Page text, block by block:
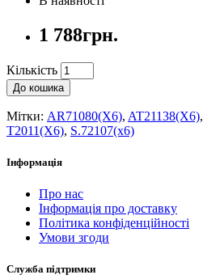
1 788грн.
Кількість
До кошика
Мітки: AR71080(X6), AT21138(X6),
T2011(X6), S.72107(x6)
Інформація
Про нас
Інформація про доставку
Політика конфіденційності
Умови згоди
Служба підтримки